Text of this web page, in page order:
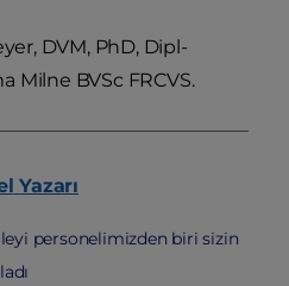
DVM, PhD, Dipl-
Milne BVSc FRCVS.
Yazarı
personelimizden biri sizin